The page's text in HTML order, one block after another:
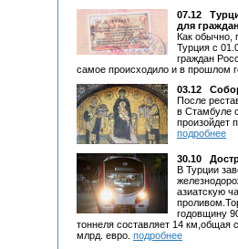
07.12
для
Как обычно,
Турция с
граждан
самое происходило и в прошлом
03.12
После
в Стамбуле
произойдет
подробнее
30.10
В Турции
азиатскую
годовщину
тоннеля составляет 14 км,общая
млрд. евро. подробнее